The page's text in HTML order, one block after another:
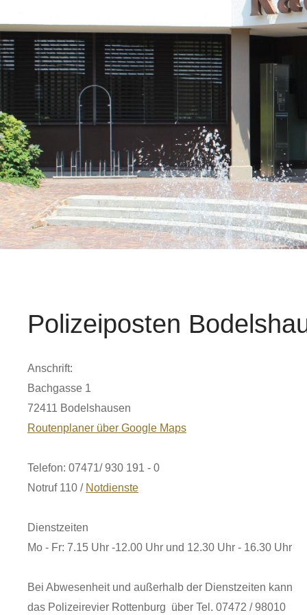
Polizeiposten
Anschrift:
Bachgasse 1
72411 Bodelshausen
Routenplaner über Google Maps
Telefon: 07471/ 930 191 - 0
Notruf 110 / Notdienste
Dienstzeiten
Mo - Fr: 7.15 Uhr -12.00 Uhr und 12.30 Uhr - 16.30 Uhr
Bei Abwesenheit und außerhalb der Dienstzeiten kann
das Polizeirevier Rottenburg über Tel. 07472 / 98010